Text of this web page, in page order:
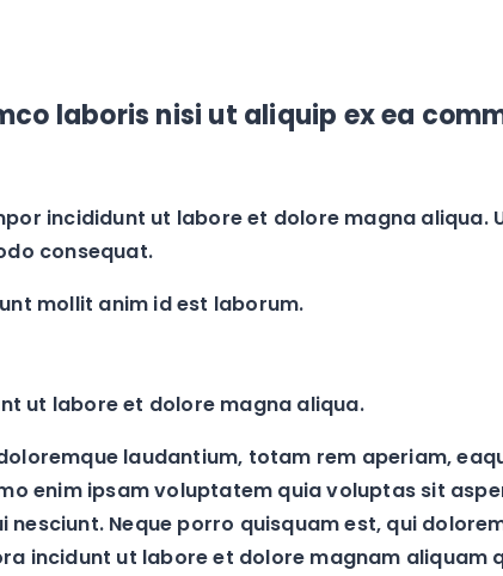
laboris nisi ut aliquip ex ea
incididunt ut labore et dolore magna aliqua.
consequat.
mollit anim id est laborum.
ut labore et dolore magna aliqua.
laudantium, totam rem aperiam,
enim ipsam voluptatem quia voluptas sit
Neque porro quisquam est, qui
incidunt ut labore et dolore magnam aliquam